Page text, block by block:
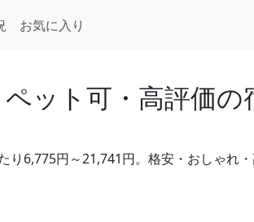
お気に入り
ット可・高評価の
り6,775円～21,741円。格安・おしゃれ